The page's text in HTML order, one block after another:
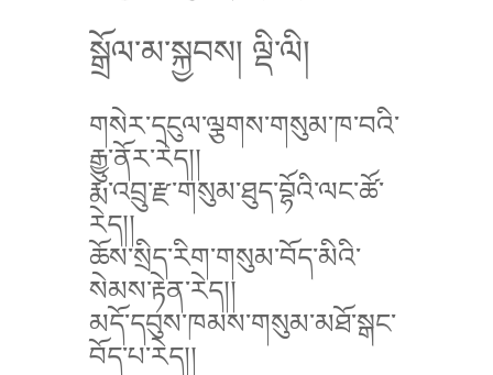
སྒྲོལ་མ་སྐྱབས། ལྡི་ལི།
གསེར་དངུལ་ལྕགས་གསུམ་ཁ་བའི་
རྒྱུ་ནོར་རེད།།
རྨ་འབྲུ་རྫ་གསུམ་ཐུད་བྷོའི་ལང་ཚོ་
རེད།།
ཆོས་སྲིད་རིག་གསུམ་བོད་མིའི་
སེམས་རྟེན་རེད།།
མདོ་དབུས་ཁམས་གསུམ་མཐོ་སྒང་
བོད་པ་རེད།།